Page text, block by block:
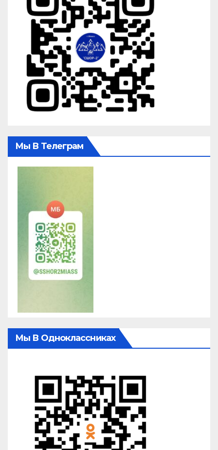
Мы В Телеграм
Мы В Одноклассниках